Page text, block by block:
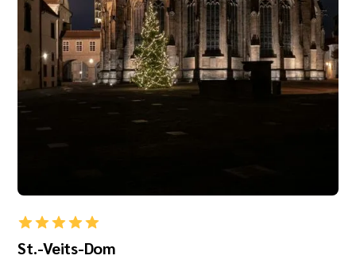
St.-Veits-Dom